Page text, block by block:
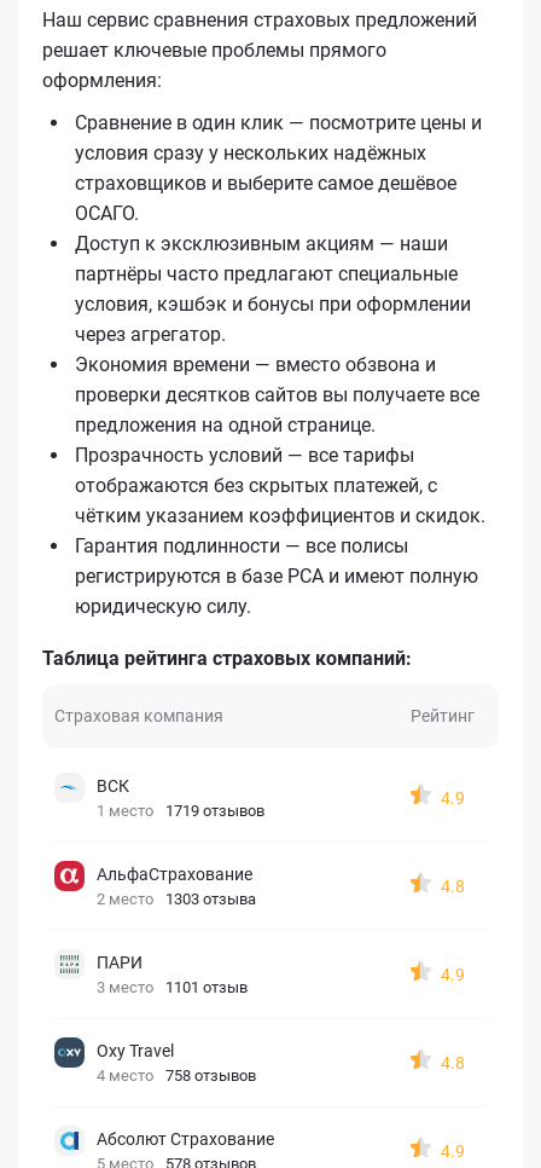
Наш сервис сравнения страховых предложений
решает ключевые проблемы прямого
оформления:
Сравнение в один клик — посмотрите цены и
условия сразу у нескольких надёжных
страховщиков и выберите самое дешёвое
ОСАГО.
Доступ к эксклюзивным акциям — наши
партнёры часто предлагают специальные
условия, кэшбэк и бонусы при оформлении
через агрегатор.
Экономия времени — вместо обзвона и
проверки десятков сайтов вы получаете все
предложения на одной странице.
Прозрачность условий — все тарифы
отображаются без скрытых платежей, с
чётким указанием коэффициентов и скидок.
Гарантия подлинности — все полисы
регистрируются в базе РСА и имеют полную
юридическую силу.
Таблица рейтинга страховых компаний:
Страховая компания Рейтинг
ВСК
1 место 1719 отзывов
4.9
АльфаСтрахование
2 место 1303 отзыва
4.8
ПАРИ
3 место 1101 отзыв
4.9
Oxy Travel
4 место 758 отзывов
4.8
Абсолют Страхование
5 место 578 отзывов
4.9